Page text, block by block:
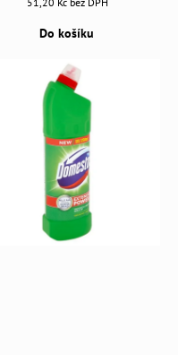
Do košíku